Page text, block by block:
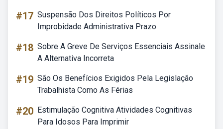
#17 Suspensão Dos Direitos Políticos Por
Improbidade Administrativa Prazo
#18 Sobre A Greve De Serviços Essenciais Assinale
A Alternativa Incorreta
#19 São Os Benefícios Exigidos Pela Legislação
Trabalhista Como As Férias
#20 Estimulação Cognitiva Atividades Cognitivas
Para Idosos Para Imprimir